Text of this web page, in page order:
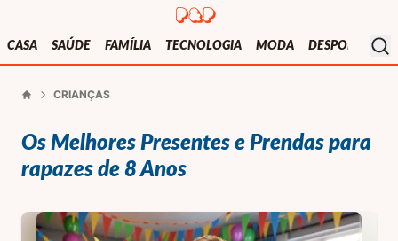
Presentes e Prendas
CASA SAÚDE FAMÍLIA TECNOLOGIA MODA DESPORTO
CRIANÇAS
Os Melhores Presentes e Prendas para
rapazes de 8 Anos